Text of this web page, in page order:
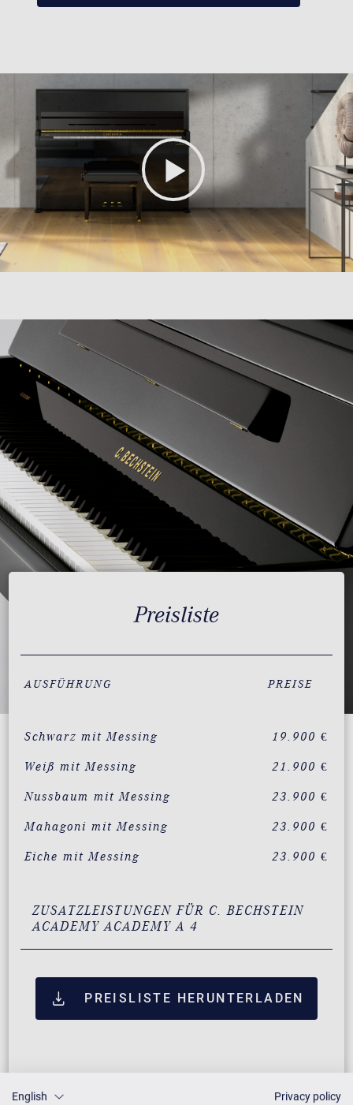
Preisliste
AUSFÜHRUNG PREISE
Schwarz mit Messing 19.900 €
Weiß mit Messing 21.900 €
Nussbaum mit Messing 23.900 €
Mahagoni mit Messing 23.900 €
Eiche mit Messing 23.900 €
ZUSATZLEISTUNGEN FÜR C. BECHSTEIN
ACADEMY ACADEMY A 4
PREISLISTE HERUNTERLADEN
English Privacy policy